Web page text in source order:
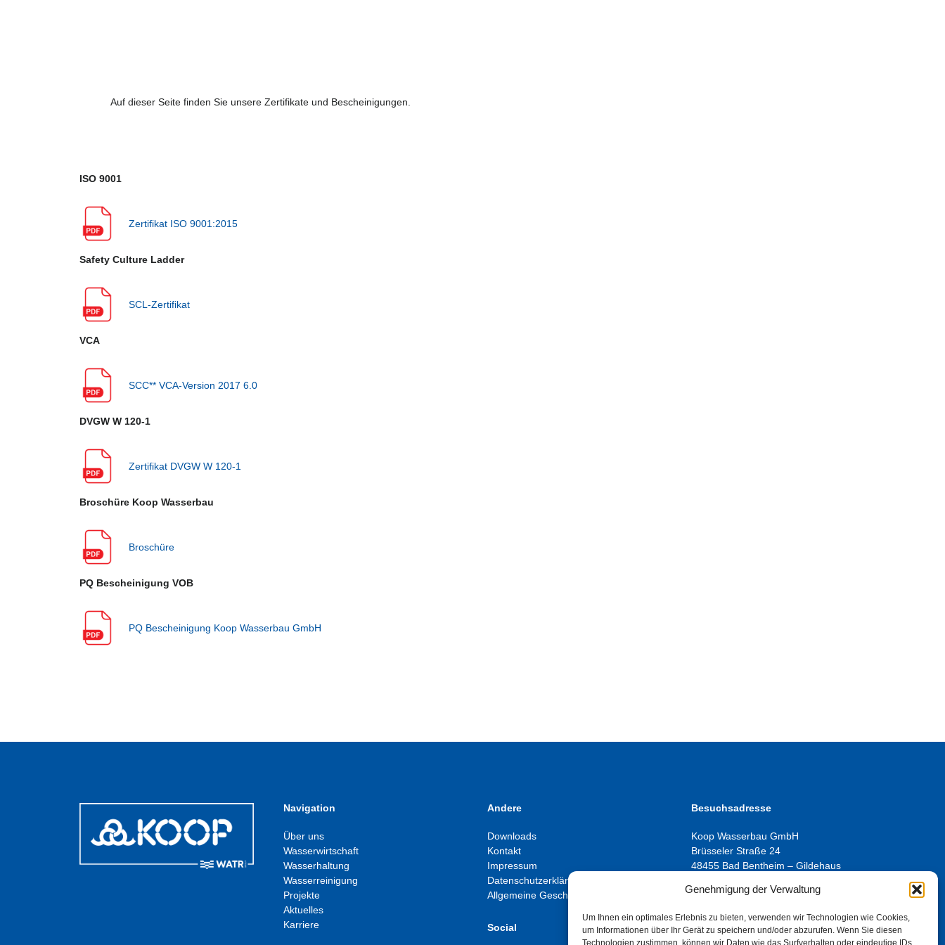
Genehmigung der Verwaltung
Um Ihnen ein optimales Erlebnis zu bieten, verwenden wir Technologien wie Cookies,
um Informationen über Ihr Gerät zu speichern und/oder abzurufen. Wenn Sie diesen
Technologien zustimmen, können wir Daten wie das Surfverhalten oder eindeutige IDs
Auf dieser Seite finden Sie unsere Zertifikate und Bescheinigungen.
ISO 9001
Zertifikat ISO 9001:2015
Safety Culture Ladder
SCL-Zertifikat
VCA
SCC** VCA-Version 2017 6.0
DVGW W 120-1
Zertifikat DVGW W 120-1
Broschüre Koop Wasserbau
Broschüre
PQ Bescheinigung VOB
PQ Bescheinigung Koop Wasserbau GmbH
Navigation
Über uns
Wasserwirtschaft
Wasserhaltung
Wasserreinigung
Projekte
Aktuelles
Karriere
Andere
Downloads
Kontakt
Impressum
Datenschutzerklärung
Allgemeine Geschäftsbedingungen
Social
Besuchsadresse
Koop Wasserbau GmbH
Brüsseler Straße 24
48455 Bad Bentheim – Gildehaus
Kontakt
E-Mail:info@koopwasserbau.de
Tel. +49 (0)5924 78 300